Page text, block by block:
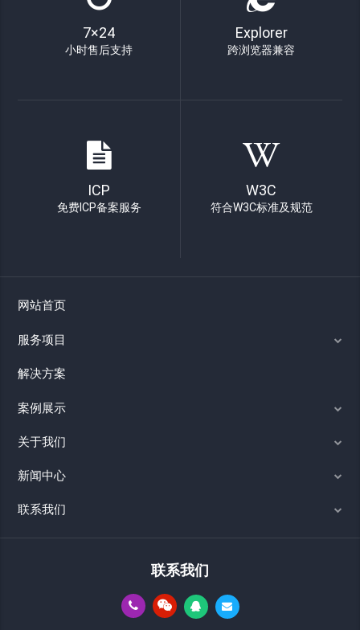
7×24
小时售后支持
Explorer
跨浏览器兼容
ICP
免费ICP备案服务
W3C
符合W3C标准及规范
网站首页
服务项目
解决方案
案例展示
关于我们
新闻中心
联系我们
联系我们